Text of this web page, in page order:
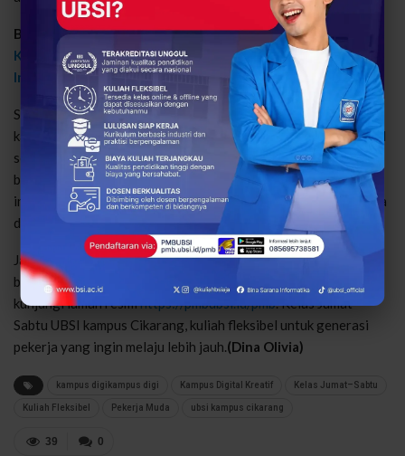
Baca juga:UBSI Kampus Cikarang, Kampus Strategis di
Kabupaten Bekasi Dekat Jababeka, MM2100, dan Kawasan
Industri Lainnya
Saatnya meningkatkan kompetensi dan memperluas peluang
karier dengan sistem kuliah yang mengikuti kebutuhanmu. UBSI
sebagai Kampus Digital Kreatif menghadirkan lingkungan
belajar yang adaptif, aplikatif, dan selaras dengan dinamika
industri, sehingga setiap langkah kuliah menjadi investasi masa
depan yang terukur.
Jadi, tunggu apalagi? Jangan tunda rencanamu untuk
bertumbuh. Segera daftar melalui aplikasi PMB UBSI atau
kunjungi laman resmihttps://pmbubsi.id/pmb. Kelas Jumat–
Sabtu UBSI kampus Cikarang, kuliah fleksibel untuk generasi
pekerja yang ingin melaju lebih jauh.(Dina Olivia)
kampus digikampus digi Kampus Digital Kreatif Kelas Jumat–Sabtu
Kuliah Fleksibel Pekerja Muda ubsi kampus cikarang
0
39